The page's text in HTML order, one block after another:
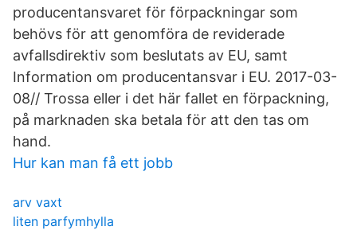
producentansvaret för förpackningar som
behövs för att genomföra de reviderade
avfallsdirektiv som beslutats av EU, samt
Information om producentansvar i EU. 2017-03-
08// Trossa eller i det här fallet en förpackning,
på marknaden ska betala för att den tas om
hand.
Hur kan man få ett jobb
arv vaxt
liten parfymhylla